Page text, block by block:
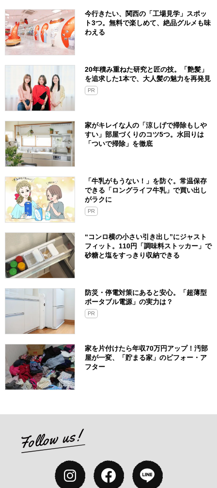
今行きたい、関西の「工場見学」スポッ
ト3つ。無料で楽しめて、絶品グルメも味
わえる
20年積み重ねた研究と匠の技。「艶髪」
を追求した1本で、大人髪の魅力を再発見
PR
家がキレイな人の「涼しげで掃除もしや
すい」部屋づくりのコツ5つ。水回りは
「ついで掃除」を徹底
「牛乳がもうない！」を防ぐ。常温保存
できる「ロングライフ牛乳」で買い出し
がラクに
PR
“コンロ横の小さい引き出し”にジャスト
フィット。110円「調味料ストッカー」で
砂糖と塩をすっきり収納できる
防災・停電対策にあると安心。「超薄型
ポータブル電源」の実力は？​
PR
家を片付けたら年収70万円アップ！汚部
屋が一変、「貯まる家」のビフォー・ア
フター